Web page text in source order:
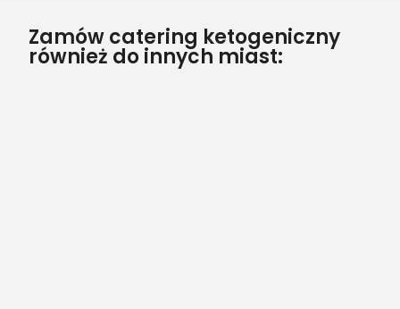
Zamów catering ketogeniczny
również do innych miast: